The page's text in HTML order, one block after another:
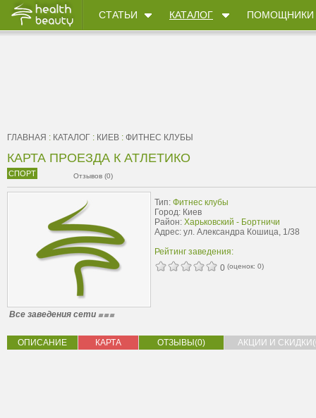
СТАТЬИ КАТАЛОГ ПОМОЩНИКИ
ГЛАВНАЯ : КАТАЛОГ : КИЕВ : ФИТНЕС КЛУБЫ
КАРТА ПРОЕЗДА К АТЛЕТИКО
СПОРТ Отзывов (0)
Тип: Фитнес клубы
Город: Киев
Район: Харьковский - Бортничи
Адрес: ул. Александра Кошица, 1/38
Рейтинг заведения:
0 (оценок: 0)
Все заведения сети
ОПИСАНИЕ КАРТА ОТЗЫВЫ(0) АКЦИИ И